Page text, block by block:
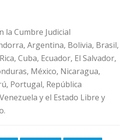
la Cumbre Judicial
Argentina, Bolivia, Brasil,
Cuba, Ecuador, El Salvador,
México, Nicaragua,
Portugal, República
y el Estado Libre y